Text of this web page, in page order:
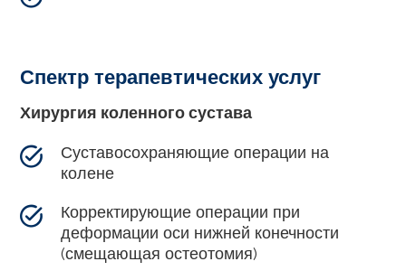
Спектр терапевтических услуг
Хирургия коленного сустава
Суставосохраняющие операции на
колене
Корректирующие операции при
деформации оси нижней конечности
(смещающая остеотомия)